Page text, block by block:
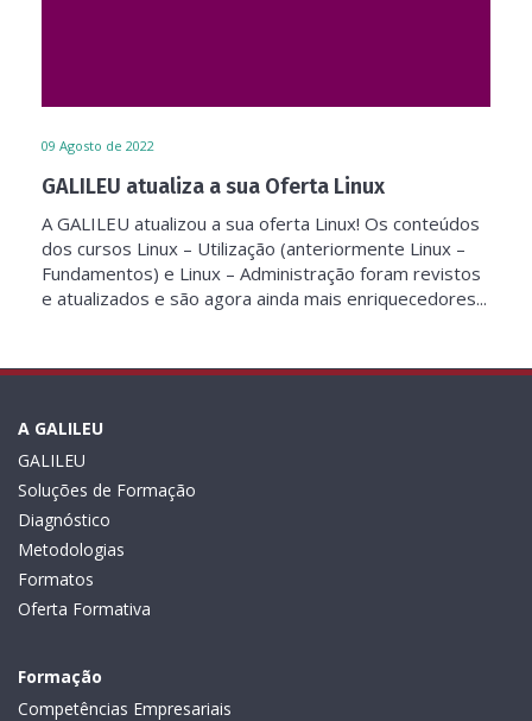
09 Agosto de 2022
GALILEU atualiza a sua Oferta Linux
A GALILEU atualizou a sua oferta Linux! Os conteúdos
dos cursos Linux – Utilização (anteriormente Linux –
Fundamentos) e Linux – Administração foram revistos
e atualizados e são agora ainda mais enriquecedores...
A GALILEU
GALILEU
Soluções de Formação
Diagnóstico
Metodologias
Formatos
Oferta Formativa
Formação
Competências Empresariais